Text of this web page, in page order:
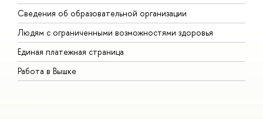
Сведения об образовательной организации
Людям с ограниченными возможностями здоровья
Единая платежная страница
Работа в Вышке